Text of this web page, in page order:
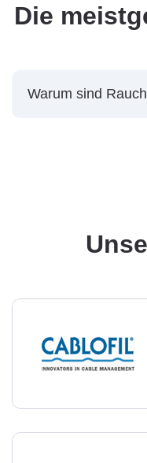
Die
Warum sind